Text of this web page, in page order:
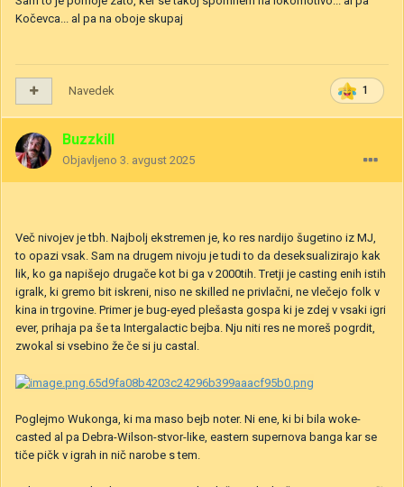
Kočevca... al pa na oboje skupaj
1
Navedek
Buzzkill
Objavljeno 3. avgust 2025
Več nivojev je tbh. Najbolj ekstremen je, ko res nardijo šugetino iz MJ,
to opazi vsak. Sam na drugem nivoju je tudi to da deseksualizirajo kak
lik, ko ga napišejo drugače kot bi ga v 2000tih. Tretji je casting enih istih
igralk, ki gremo bit iskreni, niso ne skilled ne privlačni, ne vlečejo folk v
kina in trgovine. Primer je bug-eyed plešasta gospa ki je zdej v vsaki igri
ever, prihaja pa še ta Intergalactic bejba. Nju niti res ne moreš pogrdit,
zwokal si vsebino že če si ju castal.
Poglejmo Wukonga, ki ma maso bejb noter. Ni ene, ki bi bila woke-
casted al pa Debra-Wilson-stvor-like, eastern supernova banga kar se
tiče pičk v igrah in nič narobe s tem.